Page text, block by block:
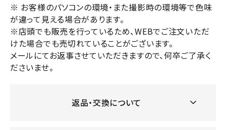
※ お客様のパソコンの環境・また撮影時の環境等で色味
が違って見える場合があります。
※店頭でも販売を行っているため、WEBでご注文いただ
けた場合でも売切れていることがございます。
メールにてお返事させていただきますので、何卒ご了承く
ださいませ。
返品・交換について